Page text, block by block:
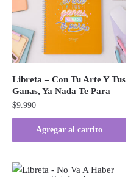
Libreta – Con Tu Arte Y Tus
Ganas, Ya Nada Te Para
$9.990
Agregar al carrito